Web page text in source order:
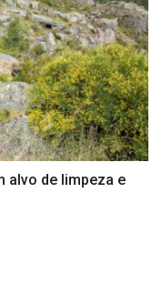
alvo de limpeza e